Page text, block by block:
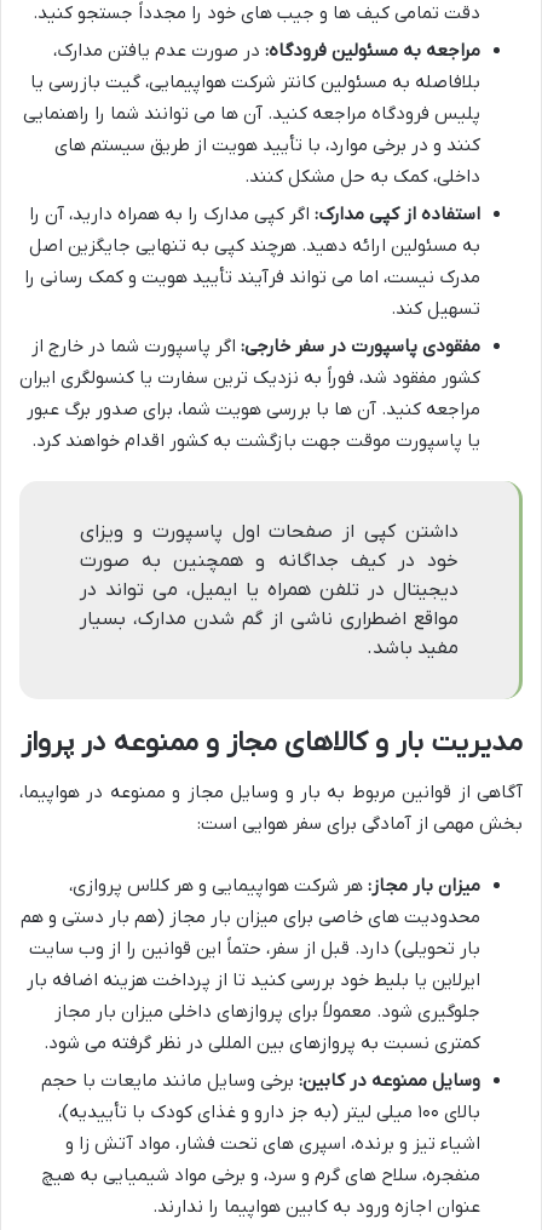
دقت تمامی کیف ها و جیب های خود را مجدداً جستجو کنید.
مراجعه به مسئولین فرودگاه: در صورت عدم یافتن مدارک،
بلافاصله به مسئولین کانتر شرکت هواپیمایی، گیت بازرسی یا
پلیس فرودگاه مراجعه کنید. آن ها می توانند شما را راهنمایی
کنند و در برخی موارد، با تأیید هویت از طریق سیستم های
داخلی، کمک به حل مشکل کنند.
استفاده از کپی مدارک: اگر کپی مدارک را به همراه دارید، آن را
به مسئولین ارائه دهید. هرچند کپی به تنهایی جایگزین اصل
مدرک نیست، اما می تواند فرآیند تأیید هویت و کمک رسانی را
تسهیل کند.
مفقودی پاسپورت در سفر خارجی: اگر پاسپورت شما در خارج از
کشور مفقود شد، فوراً به نزدیک ترین سفارت یا کنسولگری ایران
مراجعه کنید. آن ها با بررسی هویت شما، برای صدور برگ عبور
یا پاسپورت موقت جهت بازگشت به کشور اقدام خواهند کرد.
داشتن کپی از صفحات اول پاسپورت و ویزای
خود در کیف جداگانه و همچنین به صورت
دیجیتال در تلفن همراه یا ایمیل، می تواند در
مواقع اضطراری ناشی از گم شدن مدارک، بسیار
مفید باشد.
مدیریت بار و کالاهای مجاز و ممنوعه در پرواز
آگاهی از قوانین مربوط به بار و وسایل مجاز و ممنوعه در هواپیما،
بخش مهمی از آمادگی برای سفر هوایی است:
میزان بار مجاز: هر شرکت هواپیمایی و هر کلاس پروازی،
محدودیت های خاصی برای میزان بار مجاز (هم بار دستی و هم
بار تحویلی) دارد. قبل از سفر، حتماً این قوانین را از وب سایت
ایرلاین یا بلیط خود بررسی کنید تا از پرداخت هزینه اضافه بار
جلوگیری شود. معمولاً برای پروازهای داخلی میزان بار مجاز
کمتری نسبت به پروازهای بین المللی در نظر گرفته می شود.
وسایل ممنوعه در کابین: برخی وسایل مانند مایعات با حجم
بالای ۱۰۰ میلی لیتر (به جز دارو و غذای کودک با تأییدیه)،
اشیاء تیز و برنده، اسپری های تحت فشار، مواد آتش زا و
منفجره، سلاح های گرم و سرد، و برخی مواد شیمیایی به هیچ
عنوان اجازه ورود به کابین هواپیما را ندارند.